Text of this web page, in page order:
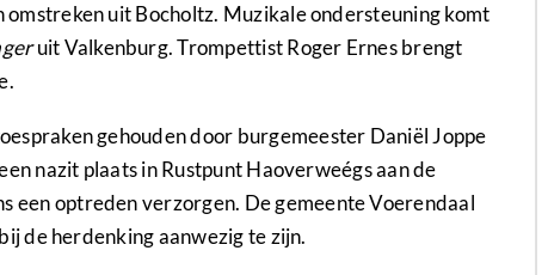
uit Bocholtz. Muzikale ondersteuning komt
uit Valkenburg. Trompettist Roger Ernes brengt
gehouden door burgemeester Daniël Joppe
nazit plaats in Rustpunt Haoverweégs aan de
een optreden verzorgen. De gemeente Voerendaal
de herdenking aanwezig te zijn.